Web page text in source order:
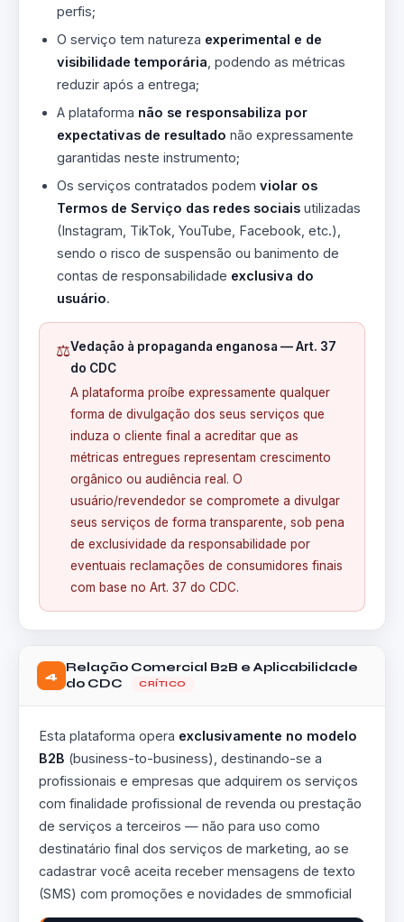
perfis;
O serviço tem natureza experimental e de
visibilidade temporária , podendo as métricas
reduzir após a entrega;
A plataforma não se responsabiliza por
expectativas de resultado não expressamente
garantidas neste instrumento;
Os serviços contratados podem violar os
Termos de Serviço das redes sociais utilizadas
(Instagram, TikTok, YouTube, Facebook, etc.),
sendo o risco de suspensão ou banimento de
contas de responsabilidade exclusiva do
usuário.
⚖️Vedação à propaganda enganosa — Art. 37
do CDC
A plataforma proíbe expressamente qualquer
forma de divulgação dos seus serviços que
induza o cliente final a acreditar que as
métricas entregues representam crescimento
orgânico ou audiência real. O
usuário/revendedor se compromete a divulgar
seus serviços de forma transparente, sob pena
de exclusividade da responsabilidade por
eventuais reclamações de consumidores finais
com base no Art. 37 do CDC.
4
Relação Comercial B2B e Aplicabilidade
do CDC
CRÍTICO
Esta plataforma opera exclusivamente no modelo
B2B (business-to-business), destinando-se a
profissionais e empresas que adquirem os serviços
com finalidade profissional de revenda ou prestação
de serviços a terceiros — não para uso como
destinatário final dos serviços de marketing, ao se
cadastrar você aceita receber mensagens de texto
(SMS) com promoções e novidades de smmoficial